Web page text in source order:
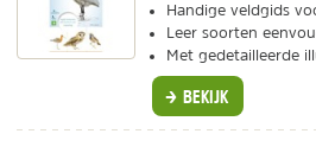
Handige veldgids
Leer soorten
Met gedetailleerde
BEKIJK